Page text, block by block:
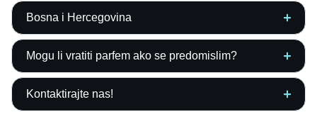
Bosna i Hercegovina
Mogu li vratiti parfem ako se predomislim?
Kontaktirajte nas!